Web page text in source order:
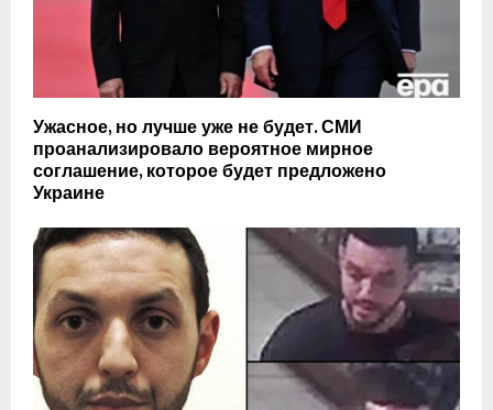
Ужасное, но лучше уже не будет. СМИ
проанализировало вероятное мирное
соглашение, которое будет предложено
Украине